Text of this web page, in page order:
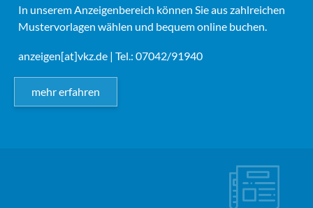
In unserem Anzeigenbereich können Sie aus zahlreichen
Mustervorlagen wählen und bequem online buchen.
anzeigen[at]vkz.de | Tel.: 07042/91940
mehr erfahren